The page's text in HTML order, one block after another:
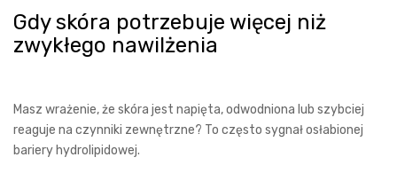
Gdy skóra potrzebuje więcej niż
zwykłego nawilżenia
Masz wrażenie, że skóra jest napięta, odwodniona lub szybciej
reaguje na czynniki zewnętrzne? To często sygnał osłabionej
bariery hydrolipidowej.